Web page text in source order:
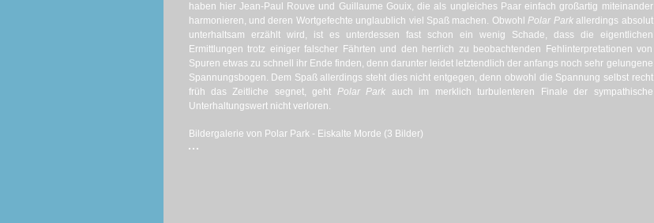
haben hier Jean-Paul Rouve und Guillaume Gouix, die als ungleiches Paar einfach großartig miteinander
harmonieren, und deren Wortgefechte unglaublich viel Spaß machen. ObwohlPolar Parkallerdings absolut
unterhaltsam erzählt wird, ist es unterdessen fast schon ein wenig Schade, dass die eigentlichen
Ermittlungen trotz einiger falscher Fährten und den herrlich zu beobachtenden Fehlinterpretationen von
Spuren etwas zu schnell ihr Ende finden, denn darunter leidet letztendlich der anfangs noch sehr gelungene
Spannungsbogen. Dem Spaß allerdings steht dies nicht entgegen, denn obwohl die Spannung selbst recht
früh das Zeitliche segnet, geht Polar Park auch im merklich turbulenteren Finale der sympathische
Unterhaltungswert nicht verloren.
Bildergalerie von Polar Park - Eiskalte Morde (3 Bilder)